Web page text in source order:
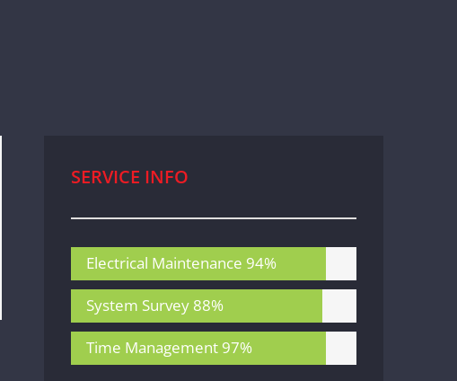
SERVICE INFO
Electrical Maintenance 94%
System Survey 88%
Time Management 97%